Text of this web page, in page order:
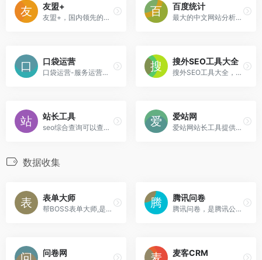
友盟+
友盟+，国内领先的第三方全域数据智能服务商
百度统计
最大的中文网站分析平台
口袋运营
口袋运营-服务运营人的工具导航
搜外SEO工具大全
搜外SEO工具大全，收集资深SEO从业者常用的各类SEO站长工具，包括综合查询、外链工具、长尾挖掘、排名工具等。
站长工具
seo综合查询可以查到该网站各大搜索引擎的信息，包括收录，反链及关键词排名，也可以一目了然的看到该域名的相关信息，比如域名年龄相关备案等等，及时调整网站优化。
爱站网
爱站网站长工具提供网站收录查询和站长查询以及百度权重值查询等多个站长工具，免费查询各种工具，包括有关键词排名查询，百度收录查询等。
数据收集
表单大师
帮BOSS表单大师,是一款功能强大的在线表单制作和数据收集分析工具。零基础用户也可快速创建调查问卷、活动报名、意见反馈、在线订单、信息登记、线上考试等各类表单并生成分析报表，通过短信、邮件推送及投票抽奖互动，轻松完成客户挖掘和营销推广。
腾讯问卷
腾讯问卷，是腾讯公司推出的免费、专业的问卷调查系统。提供多种方式创建问卷，简单高效的编辑方式，强大的逻辑设置功能，专业的数据统计和样本甄别，让您轻松开启调研工作。
问卷网 麦客CRM